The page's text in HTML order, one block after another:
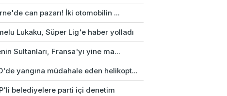
can pazarı! İki otomobilin ...
Lukaku, Süper Lig'e haber yolladı
Sultanları, Fransa'yı yine ma...
yangına müdahale eden helikopt...
belediyelere parti içi denetim